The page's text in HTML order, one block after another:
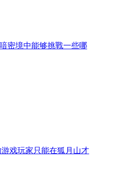
密境中能够挑戰一些哪
戏玩家只能在狐月山才